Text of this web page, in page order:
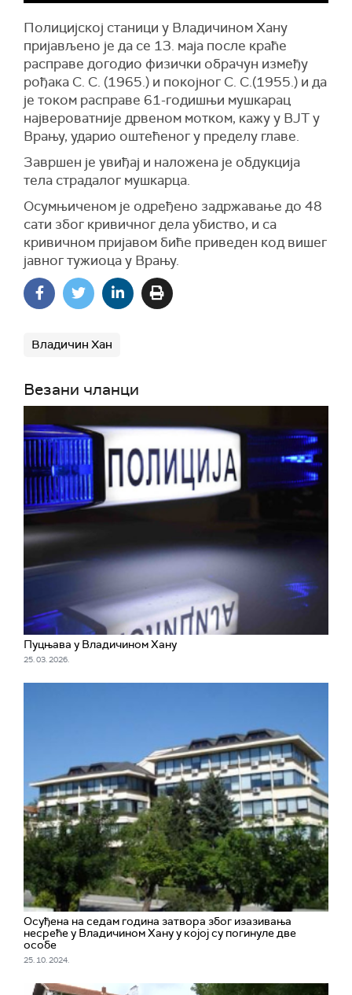
Полицијској станици у Владичином Хану
пријављено је да се 13. маја после краће
расправе догодио физички обрачун између
рођака С. С. (1965.) и покојног С. С.(1955.) и да
је током расправе 61-годишњи мушкарац
највероватније дрвеном мотком, кажу у ВЈТ у
Врању, ударио оштећеног у пределу главе.
Завршен је увиђај и наложена је обдукција
тела страдалог мушкарца.
Осумњиченом је одређено задржавање до 48
сати због кривичног дела убиство, и са
кривичном пријавом биће приведен код вишег
јавног тужиоца у Врању.
Владичин Хан
Везани чланци
Пуцњава у Владичином Хану
25. 03. 2026.
Осуђена на седам година затвора због изазивања
несреће у Владичином Хану у којој су погинуле две
особе
25. 10. 2024.